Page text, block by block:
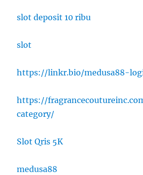
slot deposit 10 ribu
slot
https://linkr.bio/medusa88-
https://
category/
Slot Qris 5K
medusa88